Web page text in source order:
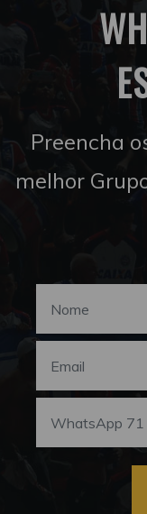
Preencha
melhor